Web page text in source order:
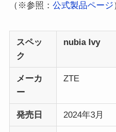
（※参照： 公式製品ページ
スペッ
ク
nubia Ivy
メーカ
ー
ZTE
発売日 2024年3月